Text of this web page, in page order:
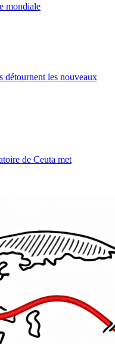
mondiale
détournent les nouveaux
de Ceuta met